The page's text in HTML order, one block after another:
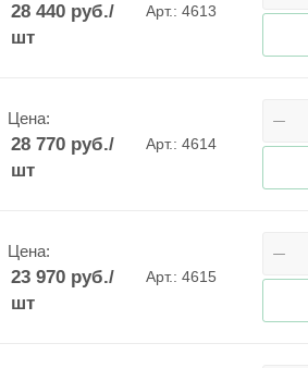
28 440руб./
шт
Арт.: 4613
Цена:
28 770руб./
шт
Арт.: 4614
Цена:
23 970руб./
шт
Арт.: 4615